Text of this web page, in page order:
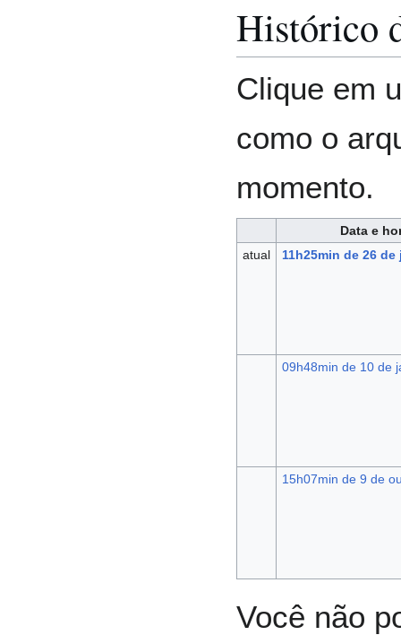
Histórico
Clique em
como o
momento.
Data e
atual
11h25min de 26
09h48min de 10 de
15h07min de 9 de
Você não